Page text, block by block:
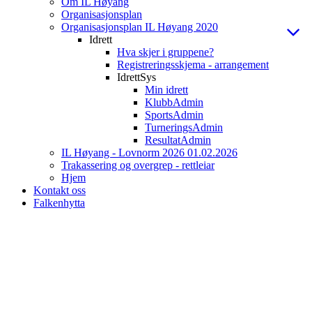
Organisasjonsplan
Organisasjonsplan IL Høyang 2020
Idrett
Hva skjer i gruppene?
Registreringsskjema - arrangement
IdrettSys
Min idrett
KlubbAdmin
SportsAdmin
TurneringsAdmin
ResultatAdmin
IL Høyang - Lovnorm 2026 01.02.2026
Trakassering og overgrep - rettleiar
Hjem
Kontakt oss
Falkenhytta